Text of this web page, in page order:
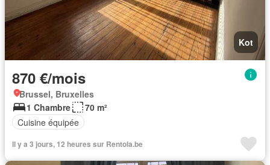
Kot
870 €/mois
Brussel, Bruxelles
1 Chambre
70 m²
Cuisine équipée
Il y a 3 jours, 12 heures sur Rentola.be